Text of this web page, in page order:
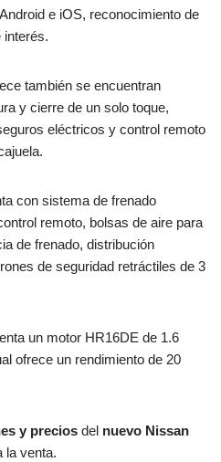
e iOS, reconocimiento de
interés.
también se encuentran
y cierre de un solo toque,
eléctricos y control remoto
con sistema de frenado
remoto, bolsas de aire para
de frenado, distribución
de seguridad retráctiles de 3
un motor HR16DE de 1.6
ofrece un rendimiento de 20
y precios del nuevo Nissan
la venta.